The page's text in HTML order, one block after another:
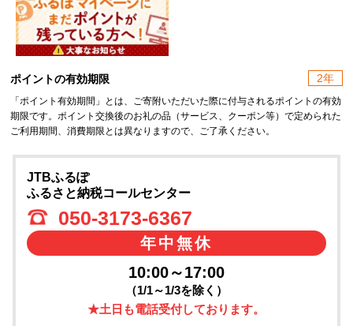
ポイントの有効期限 2年
「ポイント有効期間」とは、ご寄附いただいた際に付与されるポイントの有効
期限です。ポイント交換後のお礼の品（サービス、クーポン等）で定められた
ご利用期間、消費期限とは異なりますので、ご了承ください。
JTBふるぽ
ふるさと納税コールセンター
050-3173-6367
年中無休
10:00～17:00
（1/1～1/3を除く）
★土日も電話受付しております。